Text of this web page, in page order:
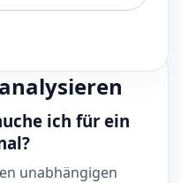
ich für ein
unabhängigen